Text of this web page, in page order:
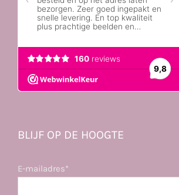
BLIJF OP DE HOOGTE
E-mailadres*